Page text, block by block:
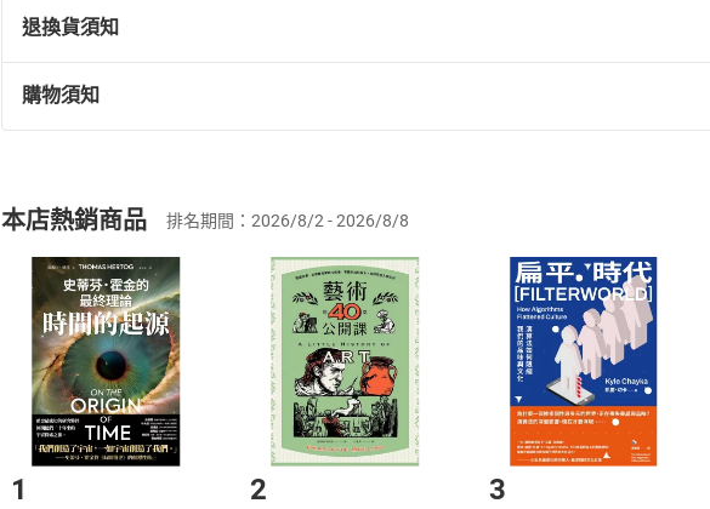
退換貨須知
退換貨規定：
(一)依消費者保護法第19條第1項後段暨通訊交易解除權合理例外情事適用
(二)消費者訂購本店鋪之商品即代表知悉本店鋪所銷售之商品為電子書，
且已下載/存取電子書，不得請求退貨退款。
退貨方式：您欲取消訂單或辦理退貨時，請登入樂天市場，並於「我的訂單
貨」，本店鋪將依您的申請進行審核，待審核通過後將為您辦理退款事宜。
請注意，樂天市場須以整筆訂單為單位進行取消/退貨，恕無法以單支商品取
購物須知
挑選商品
Choose
放入購物車
Shopping cart
登入帳號
Login
購書後，如何開始使用？
Step1.選擇閱讀載具 Step2.登入
本店熱銷商品 排名期間：2026/8/2 - 2026/8/8
1 2 3